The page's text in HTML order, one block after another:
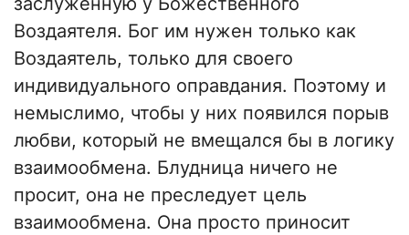
Воздаятеля. Бог им нужен только как
Воздаятель, только для своего
индивидуального оправдания. Поэтому и
немыслимо, чтобы у них появился порыв
любви, который не вмещался бы в логику
взаимообмена. Блудница ничего не
просит, она не преследует цель
взаимообмена. Она просто приносит